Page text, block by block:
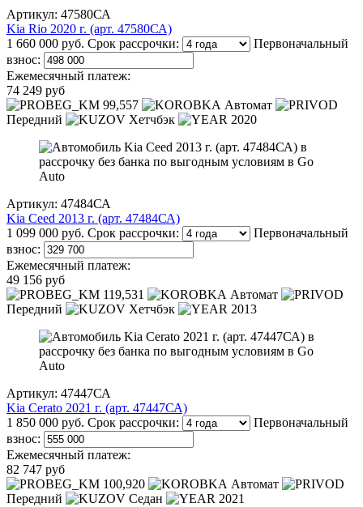
Артикул: 47580СА
Kia Rio 2020 г. (арт. 47580СА)
1 660 000 руб. Срок рассрочки:
Первоначальный
взнос:
Ежемесячный платеж:
74 249 руб
99,557
Автомат
Передний
Хетчбэк 2020
Артикул: 47484СА
Kia Ceed 2013 г. (арт. 47484СА)
1 099 000 руб. Срок рассрочки:
Первоначальный
взнос:
Ежемесячный платеж:
49 156 руб
119,531
Автомат
Передний
Хетчбэк 2013
Артикул: 47447СА
Kia Cerato 2021 г. (арт. 47447СА)
1 850 000 руб. Срок рассрочки:
Первоначальный
взнос:
Ежемесячный платеж:
82 747 руб
100,920
Автомат
Передний
Седан 2021